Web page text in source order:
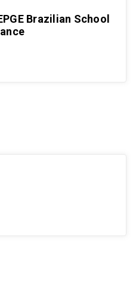
Brazilian School